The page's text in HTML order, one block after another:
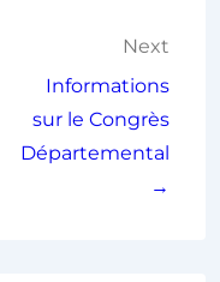
Next
Informations
sur le Congrès
Départemental
→